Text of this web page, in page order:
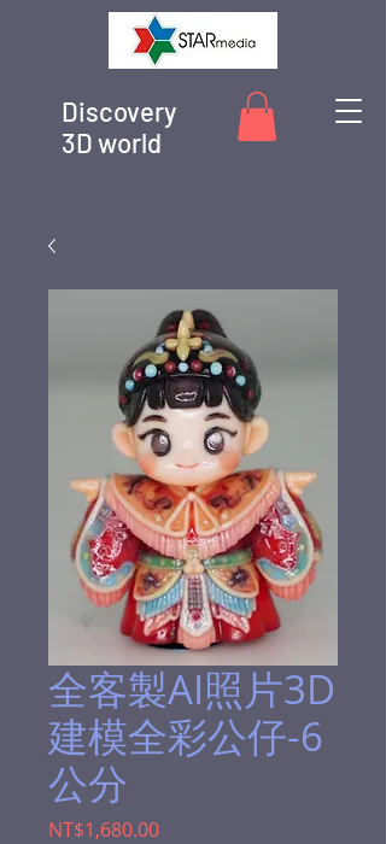
Discovery
3D world
全客製AI照片3D
建模全彩公仔-6
公分
NT$1,680.00價